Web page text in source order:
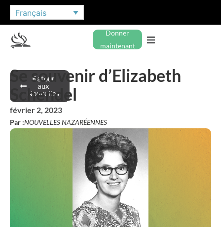
Français
Donner
maintenant
Retour
aux
Nouvelles
Se souvenir d’Elizabeth
Schendel
février 2, 2023
Par :NOUVELLES NAZARÉENNES